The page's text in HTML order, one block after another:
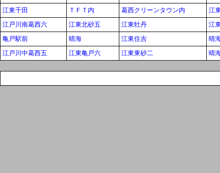
江東千田
ＴＦＴ内 葛西クリーンタウン内
江
江戸川南葛西六
江東北砂五 江東牡丹
江
亀戸駅前
晴海 江東住吉
晴
江戸川中葛西五
江東亀戸六 江東東砂二 晴